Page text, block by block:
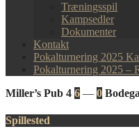
Træningsspil
Kampsedler
Dokumenter
Kontakt
Pokalturnering 2025
Pokalturnering 2025 –
Miller’s Pub 4 6 — 0
Spillested